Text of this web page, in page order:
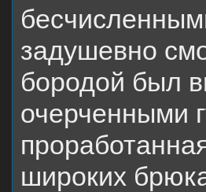
задушевно
бородой был
очерченными
широких